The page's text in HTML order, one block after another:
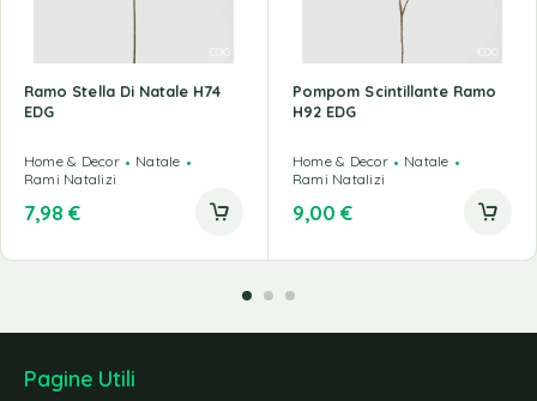
Ramo Stella Di Natale H74
EDG
Home & Decor
Natale
Rami Natalizi
7,98€
Pompom Scintillante Ramo
H92 EDG
Home & Decor
Natale
Rami Natalizi
9,00€
Pagine Utili